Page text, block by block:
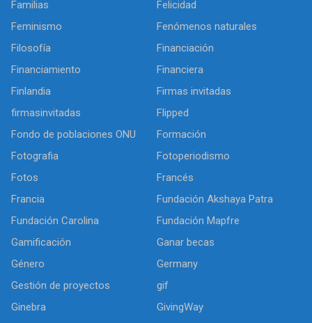
Familias
Felicidad
Feminismo
Fenómenos naturales
Filosofía
Financiación
Financiamiento
Financiera
Finlandia
Firmas invitadas
firmasinvitadas
Flipped
Fondo de poblaciones ONU
Formación
Fotografia
Fotoperiodismo
Fotos
Francés
Francia
Fundación Akshaya Patra
Fundación Carolina
Fundación Mapfre
Gamificación
Ganar becas
Género
Germany
Gestión de proyectos
gif
Ginebra
GivingWay